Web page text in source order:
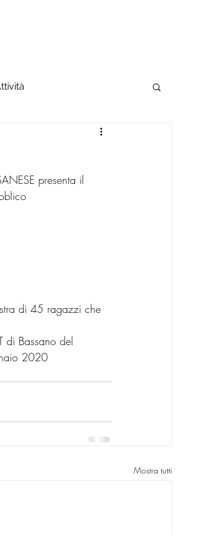
presenta il
di 45 ragazzi che
di Bassano del
2020
Mostra tutti